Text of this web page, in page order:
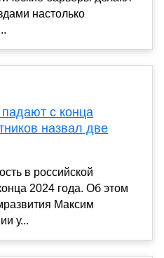
настолько
с конца
назвал две
в российской
2024 года. Об этом
Максим
у...